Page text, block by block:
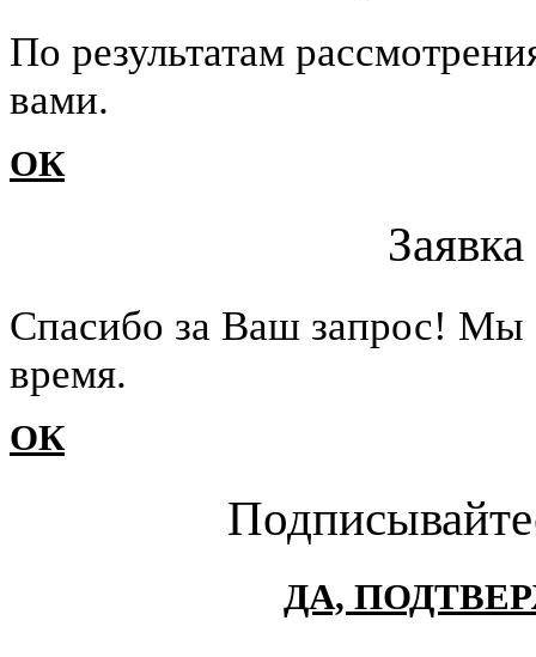
По результатам
вами.
ОК
Cпасибо за Ваш запрос!
время.
ОК
ДА,